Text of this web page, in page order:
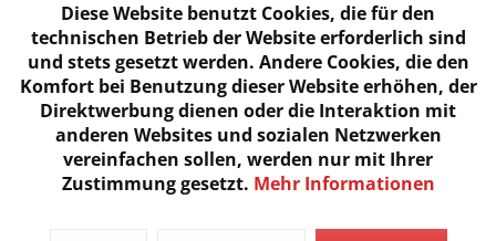
Diese Website benutzt Cookies, die für den
technischen Betrieb der Website erforderlich sind
und stets gesetzt werden. Andere Cookies, die den
Komfort bei Benutzung dieser Website erhöhen, der
Direktwerbung dienen oder die Interaktion mit
anderen Websites und sozialen Netzwerken
vereinfachen sollen, werden nur mit Ihrer
Zustimmung gesetzt. Mehr Informationen